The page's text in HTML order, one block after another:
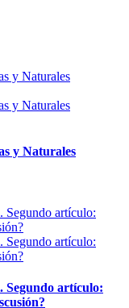
y Naturales
Segundo artículo: